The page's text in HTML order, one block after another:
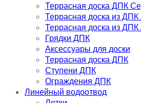
Террасная доска ДПК
Террасная доска из
Террасная доска из
Грядки ДПК
Аксессуары для доски
Террасная доска ДПК
Ступени ДПК
Ограждения ДПК
Линейный водоотвод